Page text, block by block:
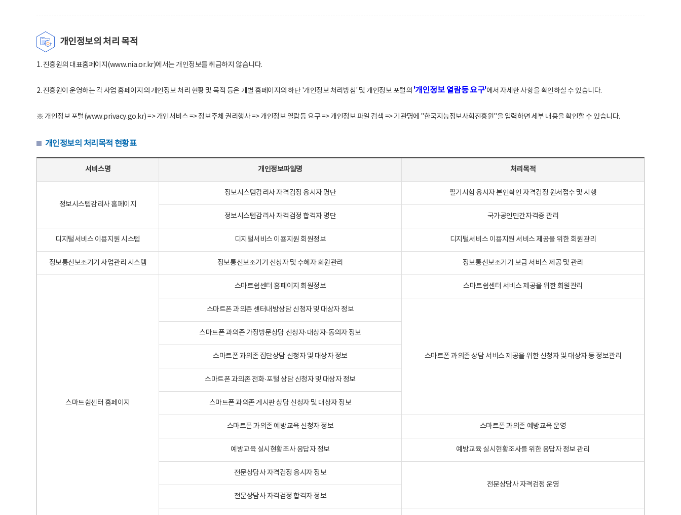
개인정보의 처리 목적
1. 진흥원의 대표홈페이지(www.nia.or.kr)에서는 개인정보를 취급하지 않습니다.
2. 진흥원이 운영하는 각 사업 홈페이지의 개인정보 처리 현황 및 목적 등은 개별 홈페이지의 하단 '개인정보 처리방침' 및 개인정보 포털의 '개인정보 열람등 요구'에서 자세한 사항을 확인하실 수 있습니다.
※ 개인정보 포털(www.privacy.go.kr) => 개인서비스 => 정보주체 권리행사 => 개인정보 열람등 요구 => 개인정보 파일 검색 => 기관명에 "한국지능정보사회진흥원"을 입력하면 세부 내용을 확인할 수 있습니다.
개인정보의 처리목적 현황표
서비스명 개인정보파일명 처리목적
정보시스템감리사 홈페이지
정보시스템감리사 자격검정 응시자 명단 필기시험 응시자 본인확인 자격검정 원서접수 및 시행
정보시스템감리사 자격검정 합격자 명단 국가공인민간자격증 관리
디지털서비스 이용지원 시스템 디지털서비스 이용지원 회원정보 디지털서비스 이용지원 서비스 제공을 위한 회원관리
정보통신보조기기 사업관리 시스템 정보통신보조기기 신청자 및 수혜자 회원관리 정보통신보조기기 보급 서비스 제공 및 관리
스마트쉼센터 홈페이지
스마트쉼센터 홈페이지 회원정보 스마트쉼센터 서비스 제공을 위한 회원관리
스마트폰 과의존 센터내방상담 신청자 및 대상자 정보
스마트폰 과의존 상담 서비스 제공을 위한 신청자 및 대상자 등 정보관리
스마트폰 과의존 가정방문상담 신청자·대상자·동의자 정보
스마트폰 과의존 집단상담 신청자 및 대상자 정보
스마트폰 과의존 전화·포털 상담 신청자 및 대상자 정보
스마트폰 과의존 게시판 상담 신청자 및 대상자 정보
스마트폰 과의존 예방교육 신청자 정보 스마트폰 과의존 예방교육 운영
예방교육 실시현황조사 응답자 정보 예방교육 실시현황조사를 위한 응답자 정보 관리
전문상담사 자격검정 응시자 정보
전문상담사 자격검정 운영
전문상담사 자격검정 합격자 정보